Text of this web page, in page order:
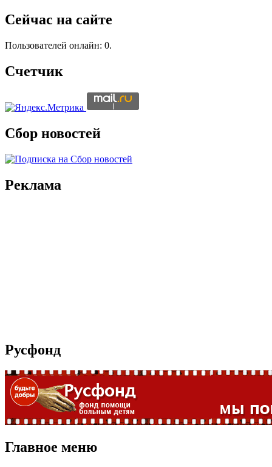
Сейчас на сайте
Пользователей онлайн: 0.
Счетчик
Сбор новостей
Реклама
Русфонд
Главное меню